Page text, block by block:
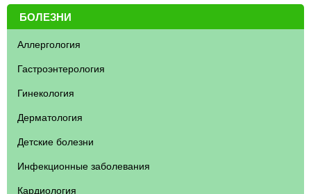
БОЛЕЗНИ
Аллергология
Гастроэнтерология
Гинекология
Дерматология
Детские болезни
Инфекционные заболевания
Кардиология